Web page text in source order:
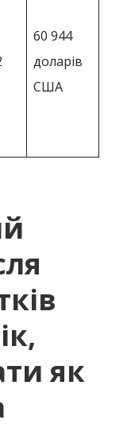
60 944
доларів
США
як